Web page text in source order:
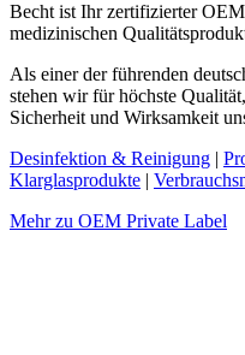
Becht ist Ihr zertifizierter
medizinischen
Als einer der führenden
stehen wir für höchste
Sicherheit und Wirksamkeit
Desinfektion & Reinigung |
Klarglasprodukte |
Mehr zu OEM Private Label